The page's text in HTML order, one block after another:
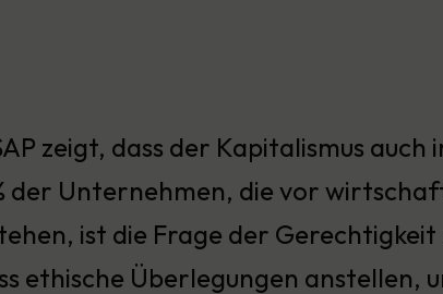
zeigt, dass der Kapitalismus
der Unternehmen, die vor
ist die Frage der
ethische Überlegungen anstellen,